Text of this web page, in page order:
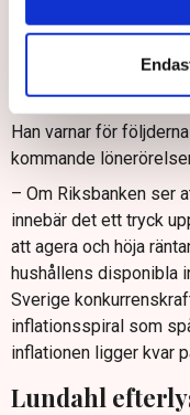
– Det visar hur viktigt
inte gör om
hade någon
Han varnar för
kommande
– Om Riksbanken ser
innebär det ett tryck
att agera och höja
hushållens disponibla
Sverige
inflationsspiral som
inflationen ligger kvar
Lundahl